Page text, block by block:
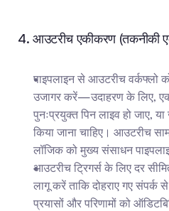
4. आउटरीच एकीकरण (तकनीकी
पाइपलाइन से आउटरीच वर्कफ्लो
उजागर करें—उदाहरण के लिए,
पुनःप्रयुक्त पिन लाइव हो जाए,
किया जाना चाहिए। आउटरीच
लॉजिक को मुख्य संसाधन
आउटरीच ट्रिगर्स के लिए दर
लागू करें ताकि दोहराए गए
प्रयासों और परिणामों को